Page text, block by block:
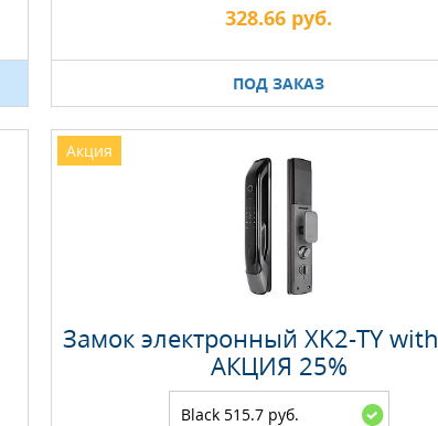
ПОД ЗАКАЗ
328.66 руб.
Акция
Замок электронный XK2-TY
АКЦИЯ 25%
Black 515.7 руб.